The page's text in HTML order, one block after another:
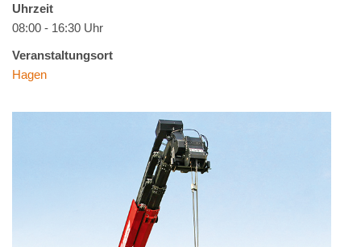
Uhrzeit
08:00 - 16:30 Uhr
Veranstaltungsort
Hagen